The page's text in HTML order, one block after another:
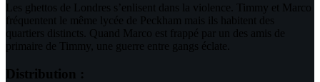
Les ghettos de Londres s’enlisent dans la violence. Timmy et Marco
fréquentent le même lycée de Peckham mais ils habitent des
quartiers distincts. Quand Marco est frappé par un des amis de
primaire de Timmy, une guerre entre gangs éclate.
Distribution :